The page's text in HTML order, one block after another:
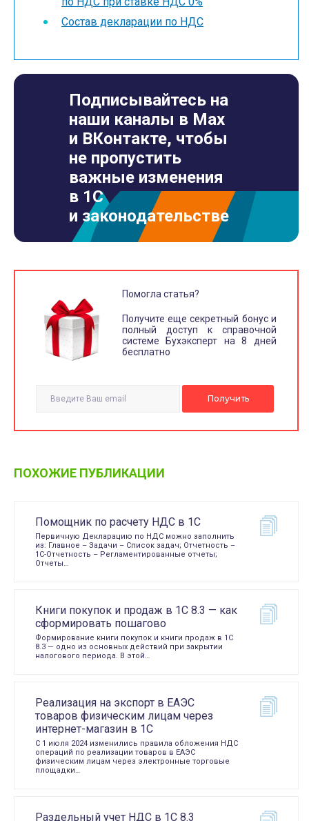
Состав декларации по НДС
Подписывайтесь на
наши каналы в Max
и ВКонтакте, чтобы
не пропустить
важные изменения
в 1С
и законодательстве
Помогла статья?
Получите еще секретный бонус и
полный доступ к справочной
системе Бухэксперт на 8 дней
бесплатно
ПОХОЖИЕ ПУБЛИКАЦИИ
Помощник по расчету НДС в 1С
Первичную Декларацию по НДС можно заполнить
из: Главное – Задачи – Список задач; Отчетность –
1С-Отчетность – Регламентированные отчеты;
Отчеты…
Книги покупок и продаж в 1С 8.3 — как
сформировать пошагово
Формирование книги покупок и книги продаж в 1С
8.3 — одно из основных действий при закрытии
налогового периода. В этой…
Реализация на экспорт в ЕАЭС
товаров физическим лицам через
интернет-магазин в 1С
С 1 июля 2024 изменились правила обложения НДС
операций по реализации товаров в ЕАЭС
физическим лицам через электронные торговые
площадки…
Раздельный учет НДС в 1С 8.3